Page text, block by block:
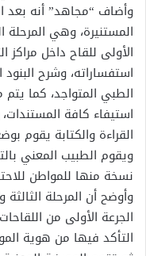
وأضاف “مجاهد” أنه بعد
المستنيرة، وهي
الأولى للقاح داخل مراكز
استفساراته، وشرح
الطبي المتواجد، كما
استيفاء كافة
القراءة والكتابة يقوم
ويقوم الطبيب المعني
نسخة منها للمواطن
وأوضح أن المرحلة
الجرعة الأولى من
التأكد فيها من هوية